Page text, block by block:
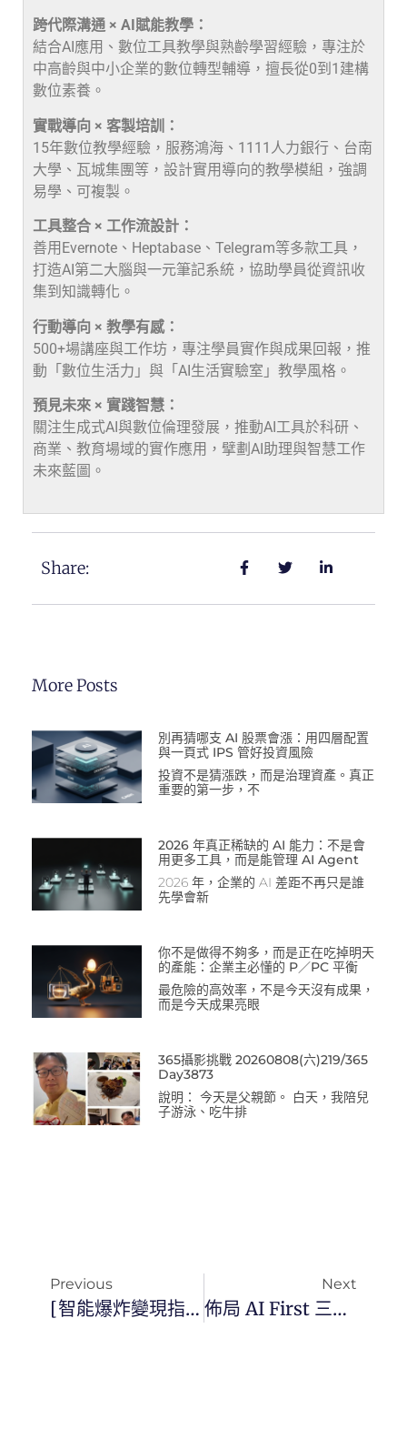
跨代際溝通 × AI賦能教學：
結合AI應用、數位工具教學與熟齡學習經驗，專注於
中高齡與中小企業的數位轉型輔導，擅長從0到1建構
數位素養。
實戰導向 × 客製培訓：
15年數位教學經驗，服務鴻海、1111人力銀行、台南
大學、瓦城集團等，設計實用導向的教學模組，強調
易學、可複製。
工具整合 × 工作流設計：
善用Evernote、Heptabase、Telegram等多款工具，
打造AI第二大腦與一元筆記系統，協助學員從資訊收
集到知識轉化。
行動導向 × 教學有感：
500+場講座與工作坊，專注學員實作與成果回報，推
動「數位生活力」與「AI生活實驗室」教學風格。
預見未來 × 實踐智慧：
關注生成式AI與數位倫理發展，推動AI工具於科研、
商業、教育場域的實作應用，擘劃AI助理與智慧工作
未來藍圖。
Share:
More Posts
別再猜哪支 AI 股票會漲：用四層配置
與一頁式 IPS 管好投資風險
投資不是猜漲跌，而是治理資產。真正
重要的第一步，不
2026 年真正稀缺的 AI 能力：不是會
用更多工具，而是能管理 AI Agent
2026 年，企業的 AI 差距不再只是誰
先學會新
你不是做得不夠多，而是正在吃掉明天
的產能：企業主必懂的 P／PC 平衡
最危險的高效率，不是今天沒有成果，
而是今天成果亮眼
365攝影挑戰 20260808(六)219/365
Day3873
說明： 今天是父親節。 白天，我陪兒
子游泳、吃牛排
Previous
[智能爆炸變現指南] 掌握黃金 12 個月關鍵佈局，用 AI 算力翻倍你的商業變現力 ｜ 蔡正信教練 漫遊數位
Next
佈局 AI First 三維安全防禦，重建數位地基、釋放大腦高效算力 ｜ 蔡正信教練 漫遊數位